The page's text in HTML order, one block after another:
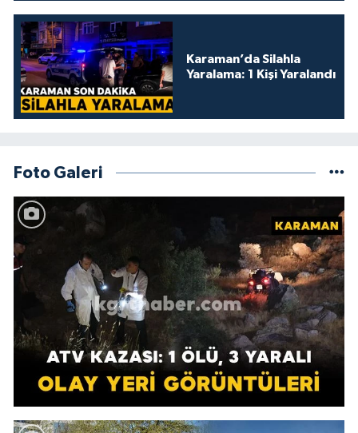
Karaman’da Silahla
Yaralama: 1 Kişi Yaralandı
Foto Galeri